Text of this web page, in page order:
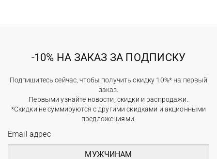
-10% НА ЗАКАЗ ЗА ПОДПИСКУ
Подпишитесь сейчас, чтобы получить скидку 10%* на первый
заказ.
Первыми узнайте новости, скидки и распродажи.
*Скидки не суммируются с другими скидками и акционными
предложениями.
МУЖЧИНАМ